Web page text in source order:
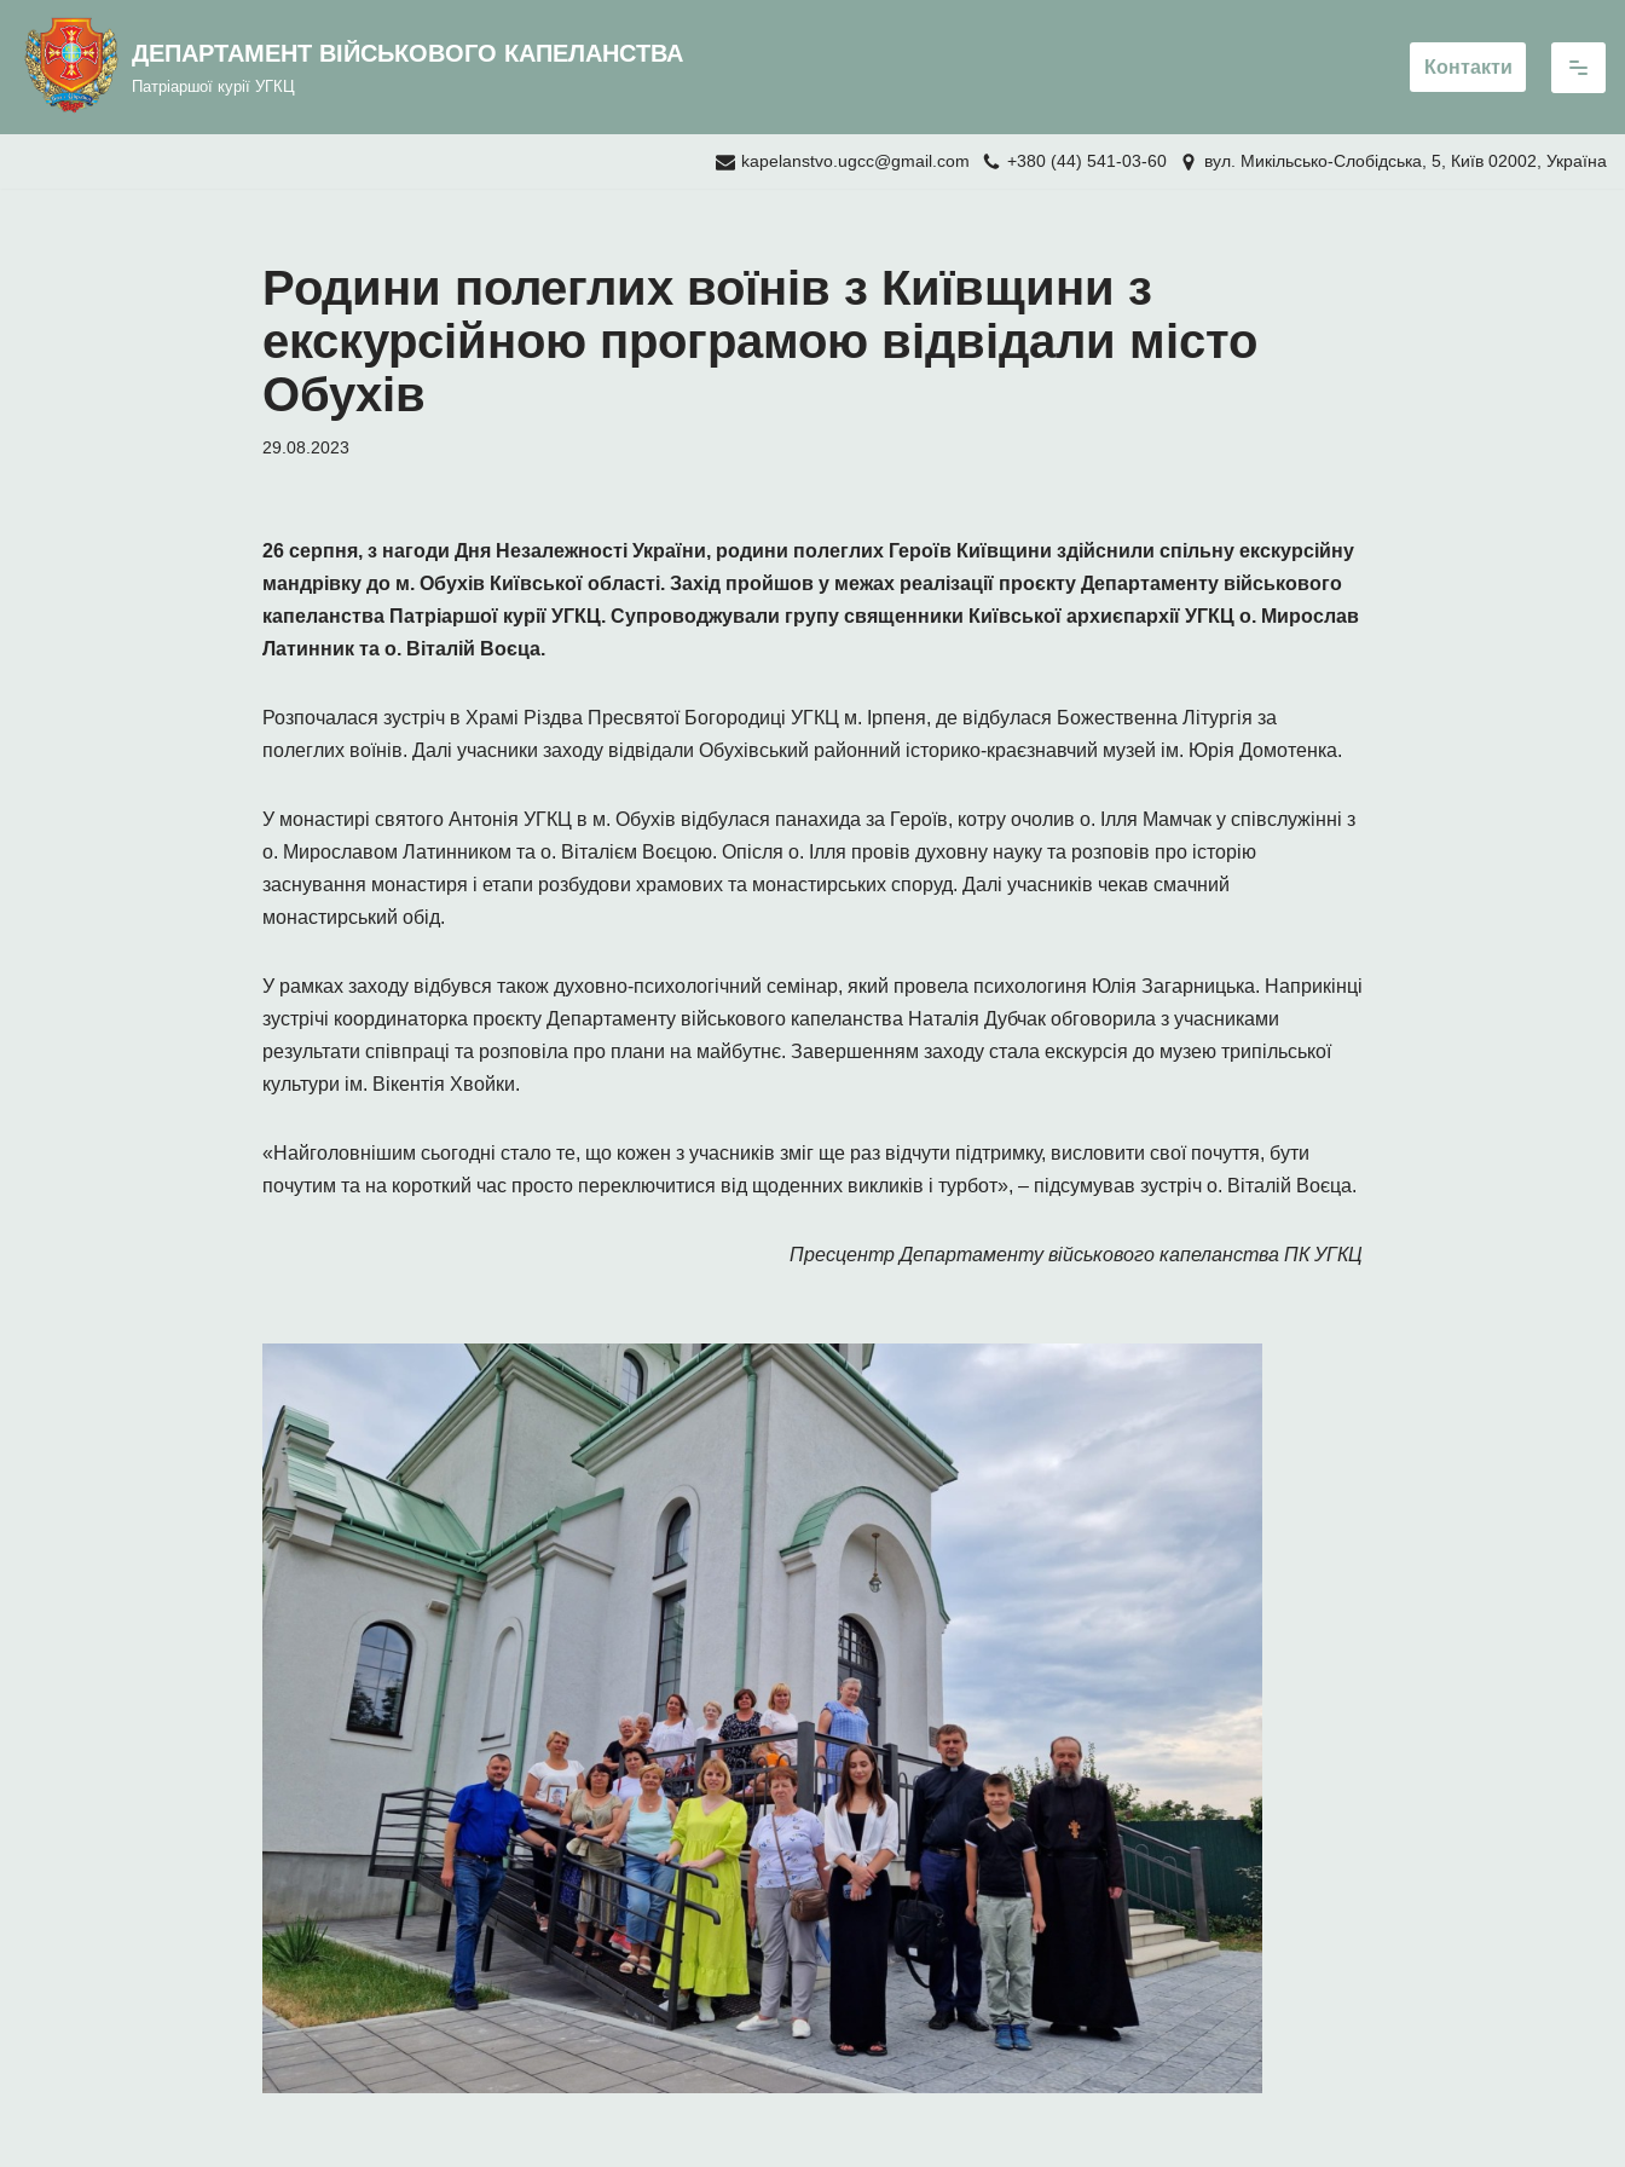
вмісту
Перейти
вмісту
ДЕПАРТАМЕНТ ВІЙСЬКОВОГО КАПЕЛАНСТВА
Патріаршої курії УГКЦ
Контакти
kapelanstvo.ugcc@gmail.com +380 (44) 541-03-60 вул. Микільсько-Слобідська, 5, Київ 02002, Україна
Родини полеглих воїнів з Київщини з
екскурсійною програмою відвідали місто
Обухів
29.08.2023
26 серпня, з нагоди Дня Незалежності України, родини полеглих Героїв Київщини здійснили спільну екскурсійну
мандрівку до м. Обухів Київської області. Захід пройшов у межах реалізації проєкту Департаменту військового
капеланства Патріаршої курії УГКЦ. Супроводжували групу священники Київської архиєпархії УГКЦ о. Мирослав
Латинник та о. Віталій Воєца.
Розпочалася зустріч в Храмі Різдва Пресвятої Богородиці УГКЦ м. Ірпеня, де відбулася Божественна Літургія за
полеглих воїнів. Далі учасники заходу відвідали Обухівський районний історико-краєзнавчий музей ім. Юрія Домотенка.
У монастирі святого Антонія УГКЦ в м. Обухів відбулася панахида за Героїв, котру очолив о. Ілля Мамчак у співслужінні з
о. Мирославом Латинником та о. Віталієм Воєцою. Опісля о. Ілля провів духовну науку та розповів про історію
заснування монастиря і етапи розбудови храмових та монастирських споруд. Далі учасників чекав смачний
монастирський обід.
У рамках заходу відбувся також духовно-психологічний семінар, який провела психологиня Юлія Загарницька. Наприкінці
зустрічі координаторка проєкту Департаменту військового капеланства Наталія Дубчак обговорила з учасниками
результати співпраці та розповіла про плани на майбутнє. Завершенням заходу стала екскурсія до музею трипільської
культури ім. Вікентія Хвойки.
«Найголовнішим сьогодні стало те, що кожен з учасників зміг ще раз відчути підтримку, висловити свої почуття, бути
почутим та на короткий час просто переключитися від щоденних викликів і турбот», – підсумував зустріч о. Віталій Воєца.
Пресцентр Департаменту військового капеланства ПК УГКЦ